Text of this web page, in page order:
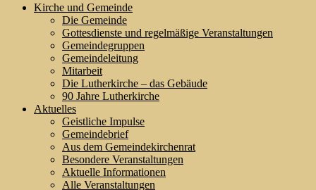
Kirche und Gemeinde
Die Gemeinde
Gottesdienste und regelmäßige Veranstaltungen
Gemeindegruppen
Gemeindeleitung
Mitarbeit
Die Lutherkirche – das Gebäude
90 Jahre Lutherkirche
Aktuelles
Geistliche Impulse
Gemeindebrief
Aus dem Gemeindekirchenrat
Besondere Veranstaltungen
Aktuelle Informationen
Alle Veranstaltungen